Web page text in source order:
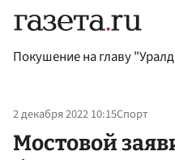
Покушение на главу
2 декабря 2022 10:15Спорт
Мостовой